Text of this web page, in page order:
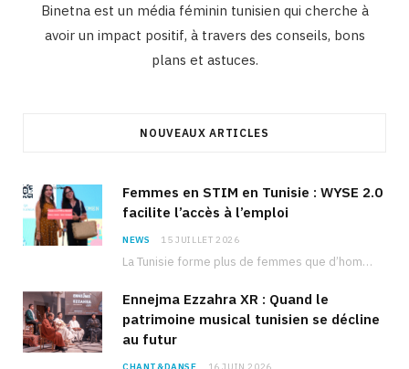
Binetna est un média féminin tunisien qui cherche à
avoir un impact positif, à travers des conseils, bons
plans et astuces.
NOUVEAUX ARTICLES
Femmes en STIM en Tunisie : WYSE 2.0
facilite l’accès à l’emploi
NEWS 15 JUILLET 2026
La Tunisie forme plus de femmes que d’hommes dans les filières scientifiques. Pourtant, pour beaucoup…
Ennejma Ezzahra XR : Quand le
patrimoine musical tunisien se décline
au futur